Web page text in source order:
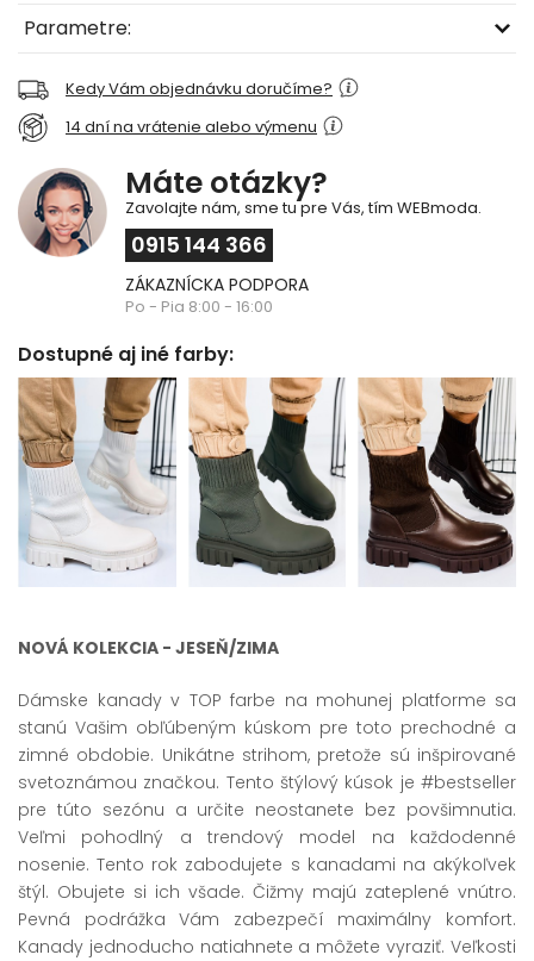
Parametre:
Kedy Vám objednávku doručíme?
14 dní na vrátenie alebo výmenu
Máte otázky?
Zavolajte nám, sme tu pre Vás, tím WEBmoda.
0915 144 366
ZÁKAZNÍCKA PODPORA
Po - Pia 8:00 - 16:00
Dostupné aj iné farby:
NOVÁ KOLEKCIA - JESEŇ/ZIMA
Dámske kanady v TOP farbe na mohunej platforme sa
stanú Vašim obľúbeným kúskom pre toto prechodné a
zimné obdobie. Unikátne strihom, pretože sú inšpirované
svetoznámou značkou. Tento štýlový kúsok je #bestseller
pre túto sezónu a určite neostanete bez povšimnutia.
Veľmi pohodlný a trendový model na každodenné
nosenie. Tento rok zabodujete s kanadami na akýkoľvek
štýl. Obujete si ich všade. Čižmy majú zateplené vnútro.
Pevná podrážka Vám zabezpečí maximálny komfort.
Kanady jednoducho natiahnete a môžete vyraziť. Veľkosti